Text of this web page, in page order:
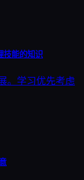
技能的知识
。学习优先考虑